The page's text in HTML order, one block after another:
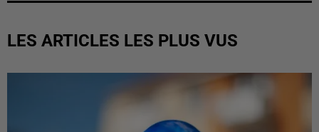
LES ARTICLES LES PLUS VUS